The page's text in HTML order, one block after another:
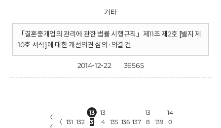
기타
「결혼중개업의 관리에 관한 법률 시행규칙」제11조 제2호 [별지 제
10호 서식]에 대한 개선의견 심의·의결 건
2014-12-22 36565
〈
〈 131 132
13
3
13
4
135 136 137
13
8
139
14
0